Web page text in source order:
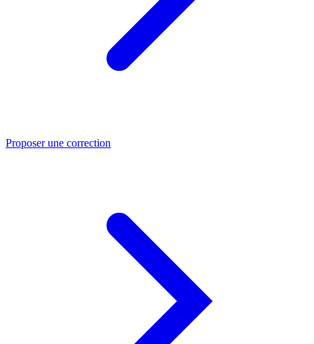
Proposer une correction